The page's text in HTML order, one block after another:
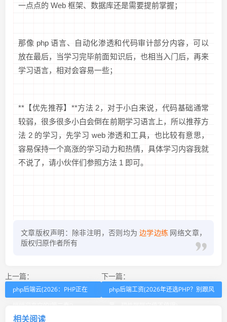
一点点的 Web 框架、数据库还是需要提前掌握；
那像 php 语言、自动化渗透和代码审计部分内容，可以
放在最后，当学习完毕前面知识后，也相当入门后，再来
学习语言，相对会容易一些；
**【优先推荐】**方法 2，对于小白来说，代码基础通常
较弱，很多很多小白会倒在前期学习语言上，所以推荐方
法 2 的学习，先学习 web 渗透和工具，也比较有意思，
容易保持一个高涨的学习动力和热情，具体学习内容我就
不说了，请小伙伴们参照方法 1 即可。
文章版权声明：除非注明，否则均为 边学边练 网络文章，
版权归原作者所有
上一篇：
php后端云(2026：PHP正在
下一篇：
php后端工资(2026年还选PHP？别跟风
相关阅读